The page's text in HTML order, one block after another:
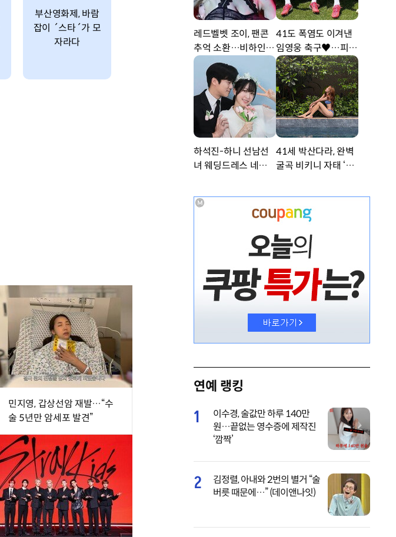
부산영화제, 바람
잡이 ´스타´가 모
자라다
민지영, 갑상선암 재발…“수
술 5년만 암세포 발견”
레드벨벳 조이, 팬콘
추억 소환…비하인드
공개 [DA★]
41도 폭염도 이겨낸
임영웅 축구♥…피지
컬 난리 [DA★]
하석진-하니 선남선
녀 웨딩드레스 네컷사
★]
41세 박산다라, 완벽
굴곡 비키니 자태 ‘부
연예 랭킹
1
이수경, 술값만 하루 140만
원…끝없는 영수증에 제작진
‘깜짝’
2
김정렬, 아내와 2번의 별거 “술
버릇 때문에…” (데이앤나잇)